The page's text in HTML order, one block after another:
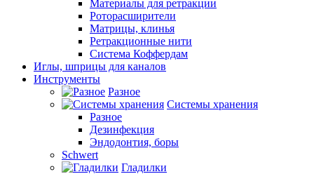
Материалы для ретракции
Роторасширители
Матрицы, клинья
Ретракционные нити
Система Коффердам
Иглы, шприцы для каналов
Инструменты
Разное
Системы хранения
Разное
Дезинфекция
Эндодонтия, боры
Schwert
Гладилки